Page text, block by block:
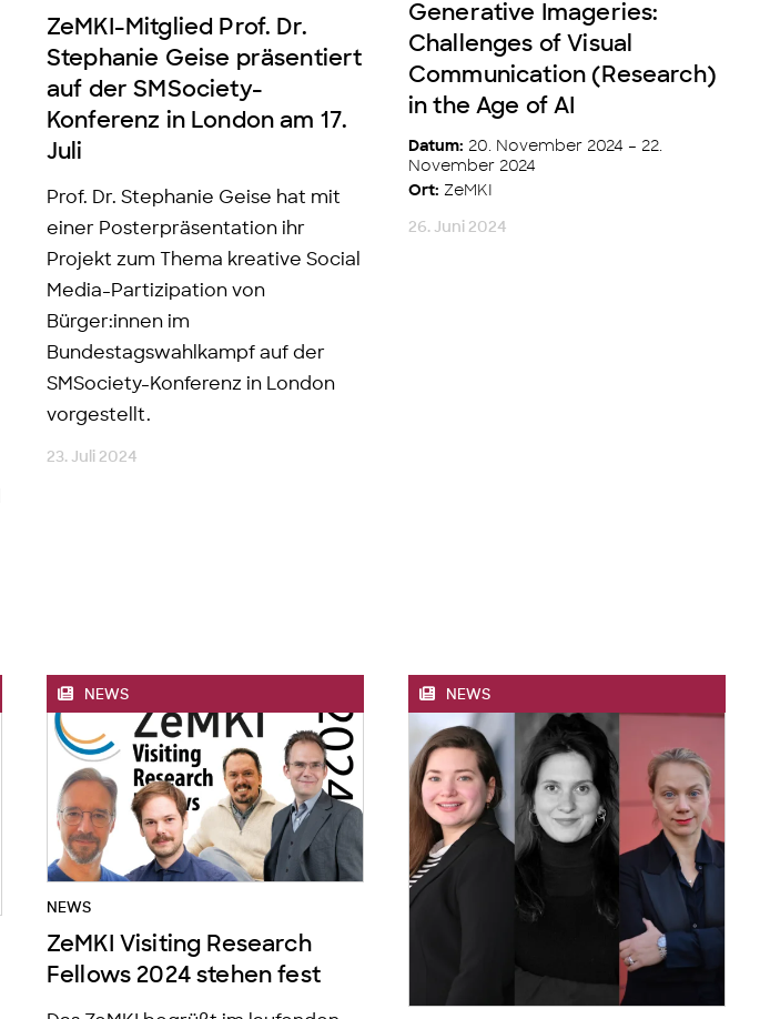
ZeMKI-Mitglied Prof. Dr.
Stephanie Geise präsentiert
auf der SMSociety-
Konferenz in London am 17.
Juli
Prof. Dr. Stephanie Geise hat mit
einer Posterpräsentation ihr
Projekt zum Thema kreative Social
Media-Partizipation von
Bürger:innen im
Bundestagswahlkampf auf der
SMSociety-Konferenz in London
vorgestellt.
23. Juli 2024
Generative Imageries:
Challenges of Visual
Communication (Research)
in the Age of AI
Datum: 20. November 2024 – 22.
November 2024
Ort: ZeMKI
26. Juni 2024
NEWS
NEWS
ZeMKI Visiting Research
Fellows 2024 stehen fest
NEWS